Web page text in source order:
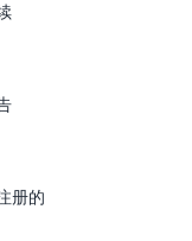
册的